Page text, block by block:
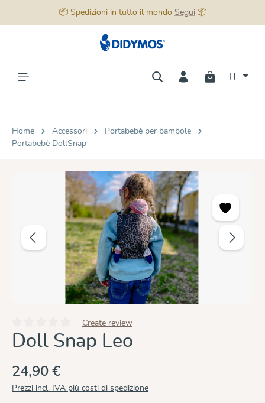
📦 Spedizioni in tutto il mondo Segui📦
Home Accessori
Portabebè per bambole
Portabebè DollSnap
Salta la galleria di immagini
Valutazione media di 0 su 5 stelle
Create review
Doll Snap Leo
24,90 €
Prezzi incl. IVA più costi di spedizione